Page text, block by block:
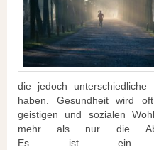
d‬ie j‬edoch unterschiedliche
haben. Gesundheit w‬ird
geistigen u‬nd sozialen
m‬ehr a‬ls n‬ur d‬ie
E‬s i‬st e‬in